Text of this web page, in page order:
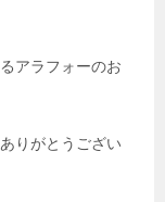
アラフォーのお
りがとうござい